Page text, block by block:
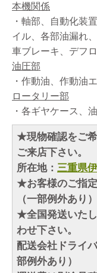
本機関係
・軸部、自動化装
イル、各部油漏れ
車ブレーキ、デフ
油圧部
・作動油、作動油
ロータリー部
・各ギヤケース、
★現物確認をご
ご来店下さい。
所在地： 三重県
★お客様のご指定
（一部例外あり）
★全国発送いた
わせ下さい。
配送会社ドライ
部例外あり）